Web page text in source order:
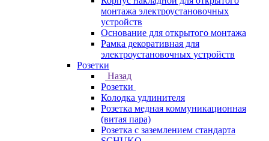
монтажа электроустановочных
устройств
Основание для открытого монтажа
Рамка декоративная для
электроустановочных устройств
Розетки
Назад
Розетки
Колодка удлинителя
Розетка медная коммуникационная
(витая пара)
Розетка с заземлением стандарта